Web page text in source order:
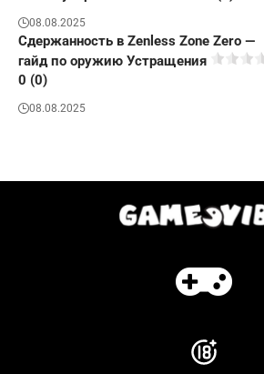
08.08.2025
Сдержанность в Zenless Zone Zero —
гайд по оружию Устращения
0 (0)
08.08.2025